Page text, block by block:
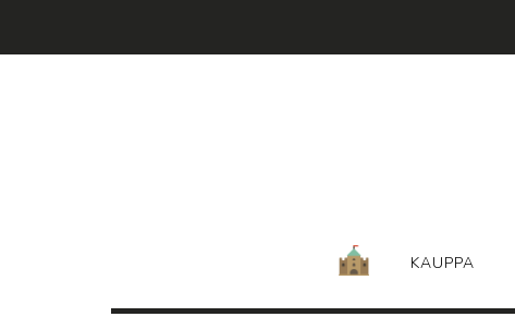
content
KAUPPA